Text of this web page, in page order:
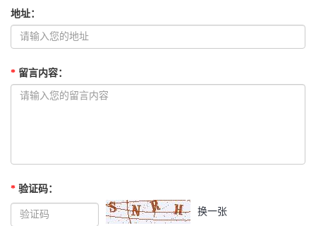
地址：
* 留言内容：
* 验证码：
换一张